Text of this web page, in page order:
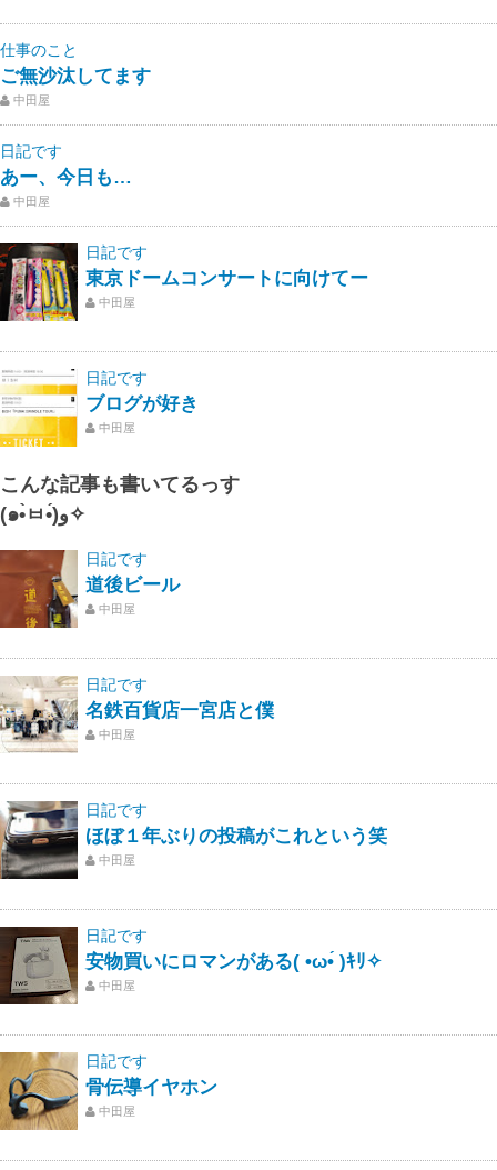
仕事のこと
ご無沙汰してます
中田屋
日記です
あー、今日も…
中田屋
日記です
東京ドームコンサートに向けてー
中田屋
日記です
ブログが好き
中田屋
こんな記事も書いてるっす
(๑•̀ㅂ•́)و✧
日記です
道後ビール
中田屋
日記です
名鉄百貨店一宮店と僕
中田屋
日記です
ほぼ１年ぶりの投稿がこれという笑
中田屋
日記です
安物買いにロマンがある( •ω•́ )ｷﾘ✧
中田屋
日記です
骨伝導イヤホン
中田屋